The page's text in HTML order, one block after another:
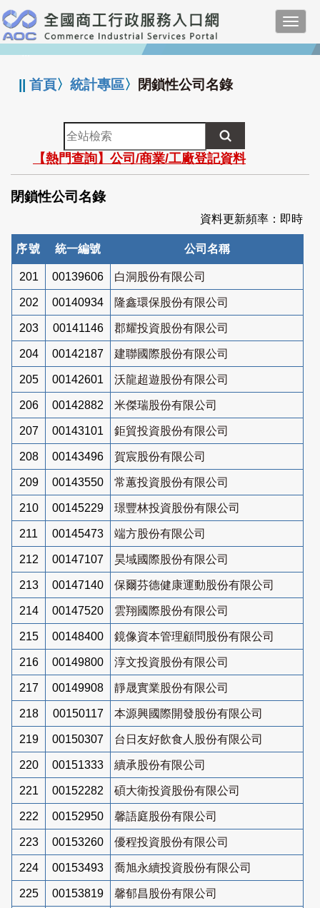
跳
到
主
要
:::
||首頁〉統計專區〉 閉鎖性公司名錄
全
站
檢
索
【熱門查詢】公司/商業/工廠登記資料
閉鎖性公司名錄
資料更新頻率：即時
序號 統一編號 公司名稱
201 00139606 白洞股份有限公司
202 00140934 隆鑫環保股份有限公司
203 00141146 郡耀投資股份有限公司
204 00142187 建聯國際股份有限公司
205 00142601 沃龍超遊股份有限公司
206 00142882 米傑瑞股份有限公司
207 00143101 鉅貿投資股份有限公司
208 00143496 賀宸股份有限公司
209 00143550 常蕙投資股份有限公司
210 00145229 璟豐林投資股份有限公司
211 00145473 端方股份有限公司
212 00147107 昊域國際股份有限公司
213 00147140 保爾芬德健康運動股份有限公司
214 00147520 雲翔國際股份有限公司
215 00148400 鏡像資本管理顧問股份有限公司
216 00149800 淳文投資股份有限公司
217 00149908 靜晟實業股份有限公司
218 00150117 本源興國際開發股份有限公司
219 00150307 台日友好飲食人股份有限公司
220 00151333 續承股份有限公司
221 00152282 碩大衛投資股份有限公司
222 00152950 馨語庭股份有限公司
223 00153260 優程投資股份有限公司
224 00153493 喬旭永續投資股份有限公司
225 00153819 馨郁昌股份有限公司